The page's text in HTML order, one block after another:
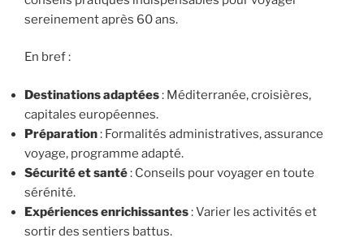
sereinement après 60 ans.
En bref :
Destinations adaptées: Méditerranée, croisières,
capitales européennes.
Préparation: Formalités administratives, assurance
voyage, programme adapté.
Sécurité et santé: Conseils pour voyager en toute
sérénité.
Expériences enrichissantes: Varier les activités et
sortir des sentiers battus.